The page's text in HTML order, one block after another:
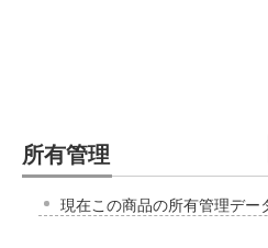
所有管理
現在この商品の所有管理デー